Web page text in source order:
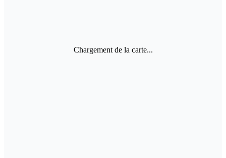
Chargement de la carte...